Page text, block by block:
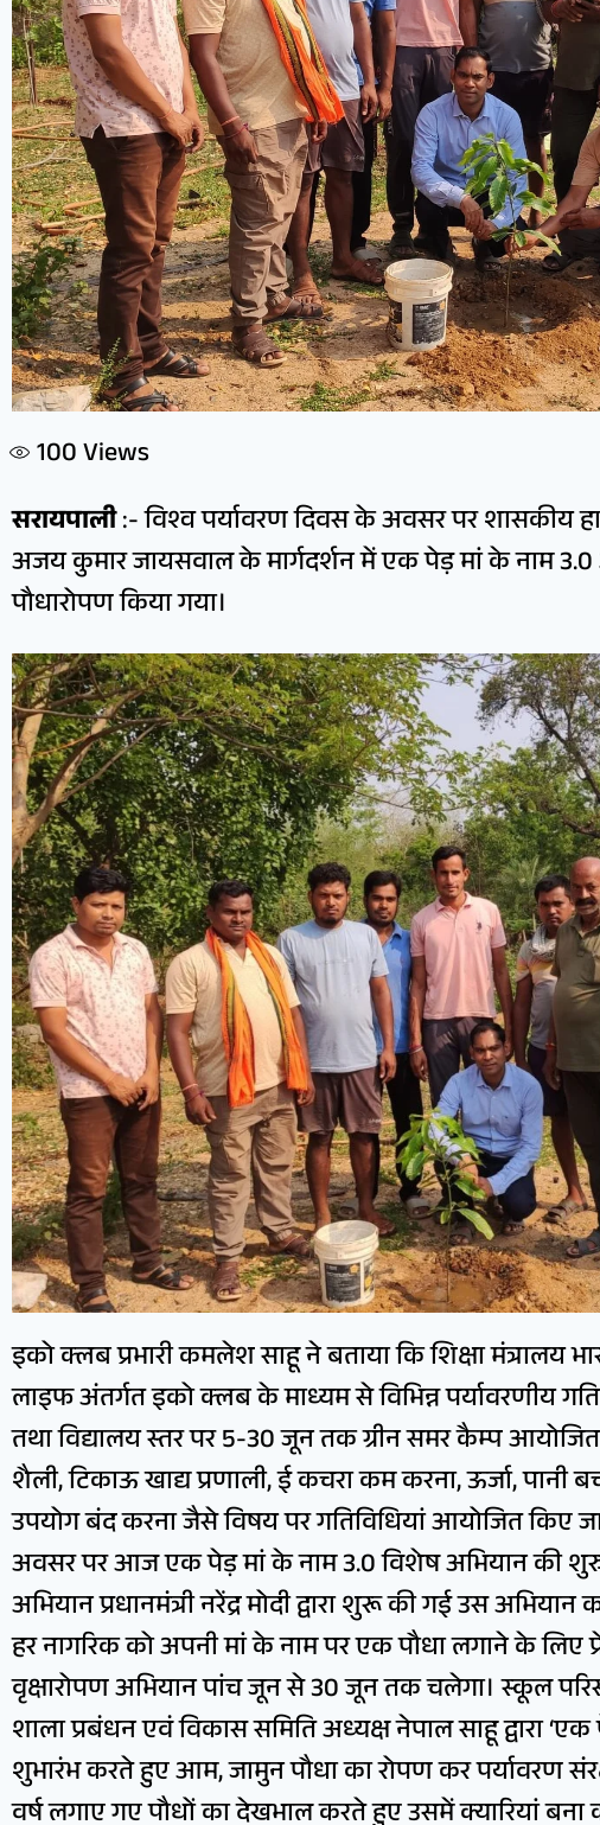
100Views
सरायपाली:- विश्व पर्यावरण दिवस के अवसर पर शासकीय हाई
अजय कुमार जायसवाल के मार्गदर्शन में एक पेड़ मां के नाम
पौधारोपण किया गया।
इको क्लब प्रभारी कमलेश साहू ने बताया कि शिक्षा मंत्रालय
लाइफ अंतर्गत इको क्लब के माध्यम से विभिन्न पर्यावरणीय
तथा विद्यालय स्तर पर 5-30 जून तक ग्रीन समर कैम्प
शैली, टिकाऊ खाद्य प्रणाली, ई कचरा कम करना, ऊर्जा, पानी
उपयोग बंद करना जैसे विषय पर गतिविधियां आयोजित किए
अवसर पर आज एक पेड़ मां के नाम 3.0 विशेष अभियान की
अभियान प्रधानमंत्री नरेंद्र मोदी द्वारा शुरू की गई उस
हर नागरिक को अपनी मां के नाम पर एक पौधा लगाने के लिए
वृक्षारोपण अभियान पांच जून से 30 जून तक चलेगा। स्कूल
शाला प्रबंधन एवं विकास समिति अध्यक्ष नेपाल साहू द्वारा
शुभारंभ करते हुए आम, जामुन पौधा का रोपण कर पर्यावरण
वर्ष लगाए गए पौधों का देखभाल करते हुए उसमें क्यारियां बना